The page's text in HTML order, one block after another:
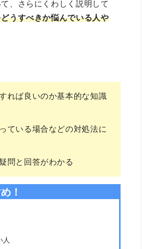
、さらにくわしく説明して
うすべきか悩んでいる人や
れば良いのか基本的な知識
ている場合などの対処法に
問と回答がわかる
！
人